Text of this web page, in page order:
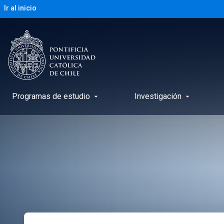
Ir al inicio
Programas de estudio arrow_drop_down Investigación arrow_drop_down